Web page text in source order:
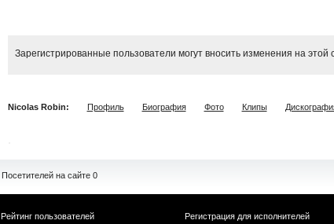
Зарегистрированные пользователи могут вносить изменения на этой
Nicolas Robin: Профиль Биография Фото Клипы
Посетителей на сайте 0
Рейтинг пользователей
Регистрация для исполнителей